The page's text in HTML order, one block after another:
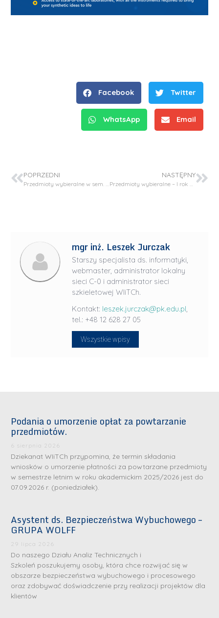
Facebook Twitter
WhatsApp Email
POPRZEDNI NASTĘPNY
mgr inż. Leszek Jurczak
Starszy specjalista ds. informatyki,
webmaster, administrator lokalny
sieci C-0 i administrator sieci
szkieletowej WIiTCh.
Kontakt: leszek.jurczak@pk.edu.pl
tel.: +48 12 628 27 05
Wszystkie wpisy
Podania o umorzenie opłat za powtarzanie
przedmiotów.
6 sierpnia 2026
Dziekanat WIiTCh przypomina, że termin składania
wniosków o umorzenie płatności za powtarzane przedmioty
w semestrze letnim w roku akademickim 2025/2026 jest do
07.09.2026 r. (poniedziałek).
Asystent ds. Bezpieczeństwa Wybuchowego –
GRUPA WOLFF
29 lipca 2026
Do naszego Działu Analiz Technicznych i
Szkoleń poszukujemy osoby, która chce rozwijać się w
obszarze bezpieczeństwa wybuchowego i procesowego
oraz zdobywać doświadczenie przy realizacji projektów dla
klientów